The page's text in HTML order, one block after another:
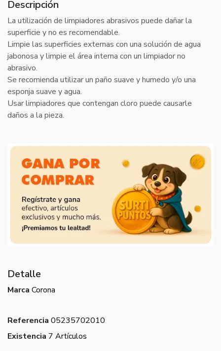
Descripción
La utilización de limpiadores abrasivos puede dañar la
superficie y no es recomendable.
Limpie las superficies externas con una solución de agua
jabonosa y limpie el área interna con un limpiador no
abrasivo.
Se recomienda utilizar un paño suave y humedo y/o una
esponja suave y agua.
Usar limpiadores que contengan cloro puede causarle
daños a la pieza.
Detalle
Marca Corona
Referencia 05235702010
Existencia 7 Artículos